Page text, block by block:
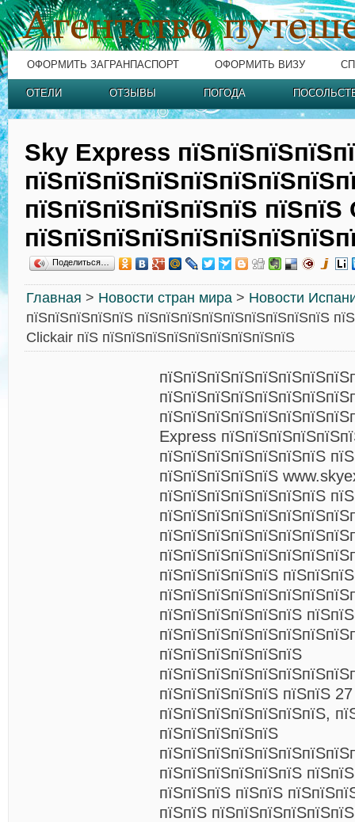
ОФОРМИТЬ ЗАГРАНПАСПОРТ ОФОРМИТЬ ВИЗУ
ОТЕЛИ ОТЗЫВЫ ПОГОДА
Sky Express
пїЅпїЅпїЅпїЅпїЅпїЅ
Поделиться…
Главная > Новости стран мира > Новости
пїЅпїЅпїЅпїЅпїЅ пїЅпїЅпїЅпїЅпїЅпїЅпїЅпїЅпїЅ
Clickair пїЅ пїЅпїЅпїЅпїЅпїЅпїЅпїЅпїЅпїЅ
Express
пїЅпїЅпїЅпїЅпїЅпїЅпїЅ
пїЅпїЅпїЅпїЅпїЅ
пїЅпїЅпїЅпїЅпїЅпїЅпїЅ
пїЅпїЅпїЅпїЅпїЅ
пїЅпїЅпїЅпїЅпїЅпїЅ
пїЅпїЅпїЅпїЅпїЅпїЅ
пїЅпїЅпїЅпїЅпїЅ пїЅпїЅ 27
пїЅпїЅпїЅпїЅпїЅпїЅпїЅ,
пїЅпїЅпїЅпїЅпїЅ
пїЅпїЅпїЅпїЅпїЅпїЅ
пїЅпїЅпїЅ пїЅпїЅ
пїЅпїЅ